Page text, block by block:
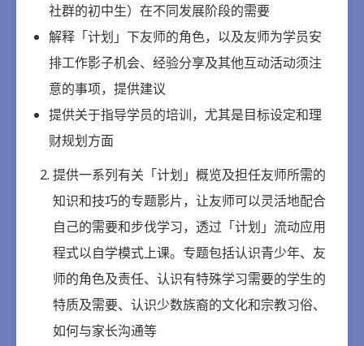
社群的初中生）在不同发展阶段的需要
解释「计划」下友师的角色，以及友师为学员安
排工作影子机会、经验分享及其他互动活动须注
意的事项，提供建议
提供关于指导学员的培训，尤其是目标设定和理
财规划方面
提供一系列有关「计划」概览及担任友师所需的
知识和技巧的专题影片，让友师可以灵活地配合
自己的需要和步伐学习，透过「计划」流动应用
程式以自学模式上课。专题包括认识青少年、友
师的角色及责任、认识有特殊学习需要的学生的
特质及需要、认识少数族裔的文化和宗教习俗、
如何与家长沟通等